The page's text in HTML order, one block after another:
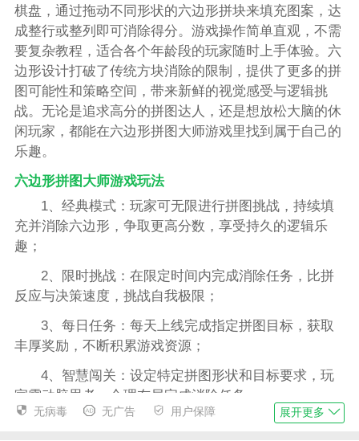
棋盘，通过拖动不同形状的六边形拼块来填充图案，达
成整行或整列即可消除得分。游戏操作简单直观，不需
要复杂教程，适合各个年龄段的玩家随时上手体验。六
边形设计打破了传统方块消除的限制，提供了更多的拼
图可能性和策略空间，带来新鲜的视觉感受与逻辑挑
战。无论是追求高分的拼图达人，还是想放松大脑的休
闲玩家，都能在六边形拼图大师游戏里找到属于自己的
乐趣。
六边形拼图大师游戏玩法
1、经典模式：玩家可无限进行拼图挑战，持续填
充并消除六边形，争取更高分数，享受持久的逻辑乐
趣；
2、限时挑战：在限定时间内完成消除任务，比拼
反应与决策速度，挑战自我极限；
3、每日任务：每天上线完成指定拼图目标，获取
丰厚奖励，不断积累游戏资源；
4、智慧闯关：设定特定拼图形状和目标要求，玩
家需动脑思考，合理布局完成消除任务。
无病毒 无广告 用户保障 展开更多